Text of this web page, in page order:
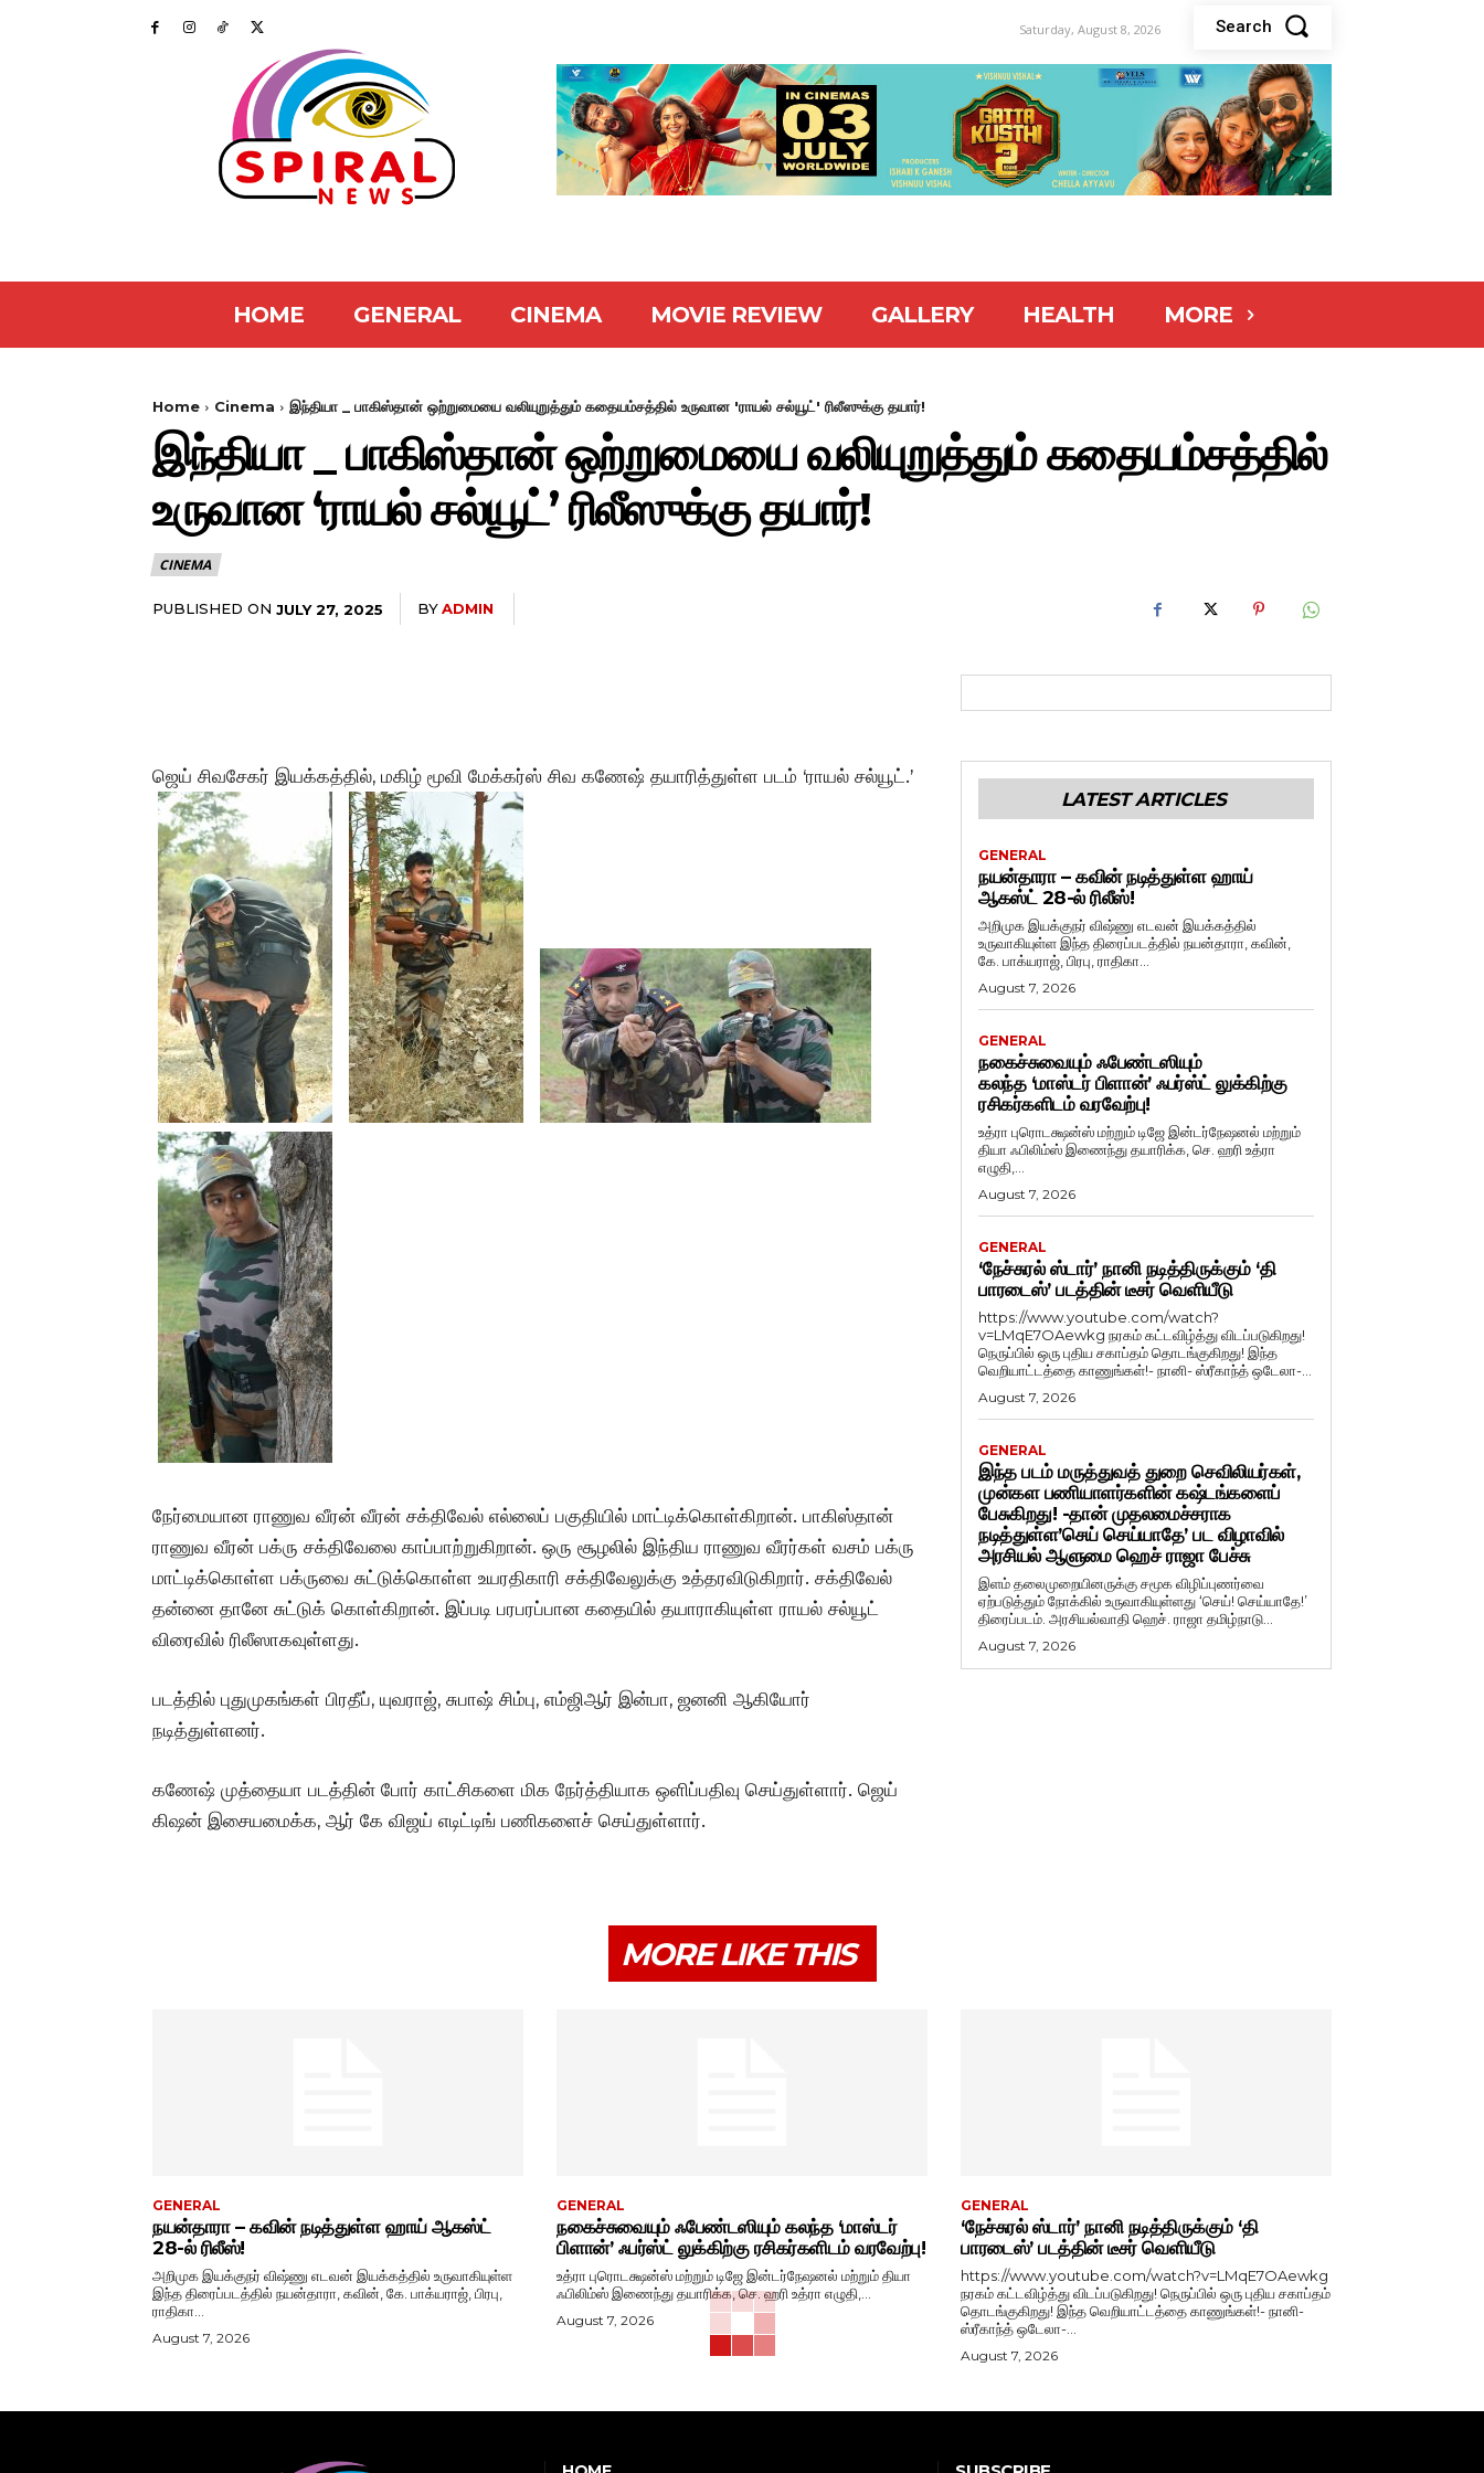
Saturday, August 8, 2026 Search
HOME GENERAL CINEMA MOVIE REVIEW GALLERY HEALTH MORE
Home Cinema இந்தியா _ பாகிஸ்தான் ஒற்றுமையை வலியுறுத்தும் கதையம்சத்தில் உருவான 'ராயல் சல்யூட்' ரிலீஸுக்கு தயார்!
இந்தியா _ பாகிஸ்தான் ஒற்றுமையை வலியுறுத்தும் கதையம்சத்தில்
உருவான ‘ராயல் சல்யூட்’ ரிலீஸுக்கு தயார்!
CINEMA
PUBLISHED ON JULY 27, 2025 BYADMIN
ஜெய் சிவசேகர் இயக்கத்தில், மகிழ் மூவி மேக்கர்ஸ் சிவ கணேஷ் தயாரித்துள்ள படம் ‘ராயல் சல்யூட்.’
நேர்மையான ராணுவ வீரன் வீரன் சக்திவேல் எல்லைப் பகுதியில் மாட்டிக்கொள்கிறான். பாகிஸ்தான்
ராணுவ வீரன் பக்ரு சக்திவேலை காப்பாற்றுகிறான். ஒரு சூழலில் இந்திய ராணுவ வீரர்கள் வசம் பக்ரு
மாட்டிக்கொள்ள பக்ருவை சுட்டுக்கொள்ள உயரதிகாரி சக்திவேலுக்கு உத்தரவிடுகிறார். சக்திவேல்
தன்னை தானே சுட்டுக் கொள்கிறான். இப்படி பரபரப்பான கதையில் தயாராகியுள்ள ராயல் சல்யூட்
விரைவில் ரிலீஸாகவுள்ளது.
படத்தில் புதுமுகங்கள் பிரதீப், யுவராஜ், சுபாஷ் சிம்பு, எம்ஜிஆர் இன்பா, ஜனனி ஆகியோர்
நடித்துள்ளனர்.
கணேஷ் முத்தையா படத்தின் போர் காட்சிகளை மிக நேர்த்தியாக ஒளிப்பதிவு செய்துள்ளார். ஜெய்
கிஷன் இசையமைக்க, ஆர் கே விஜய் எடிட்டிங் பணிகளைச் செய்துள்ளார்.
LATEST ARTICLES
GENERAL
நயன்தாரா – கவின் நடித்துள்ள ஹாய்
ஆகஸ்ட் 28-ல் ரிலீஸ்!
அறிமுக இயக்குநர் விஷ்ணு எடவன் இயக்கத்தில்
உருவாகியுள்ள இந்த திரைப்படத்தில் நயன்தாரா, கவின்,
கே. பாக்யராஜ், பிரபு, ராதிகா...
August 7, 2026
GENERAL
நகைச்சுவையும் ஃபேண்டஸியும்
கலந்த ‘மாஸ்டர் பிளான்’ ஃபர்ஸ்ட் லுக்கிற்கு
ரசிகர்களிடம் வரவேற்பு!
உத்ரா புரொடக்ஷன்ஸ் மற்றும் டிஜே இன்டர்நேஷனல் மற்றும்
தியா ஃபிலிம்ஸ் இணைந்து தயாரிக்க, செ. ஹரி உத்ரா
எழுதி,...
August 7, 2026
GENERAL
‘நேச்சுரல் ஸ்டார்’ நானி நடித்திருக்கும் ‘தி
பாரடைஸ்’ படத்தின் டீசர் வெளியீடு
https://www.youtube.com/watch?
v=LMqE7OAewkg நரகம் கட்டவிழ்த்து விடப்படுகிறது!
நெருப்பில் ஒரு புதிய சகாப்தம் தொடங்குகிறது! இந்த
வெறியாட்டத்தை காணுங்கள்!- நானி- ஸ்ரீகாந்த் ஒடேலா-...
August 7, 2026
GENERAL
இந்த படம் மருத்துவத் துறை செவிலியர்கள்,
முன்கள பணியாளர்களின் கஷ்டங்களைப்
பேசுகிறது! -தான் முதலமைச்சராக
நடித்துள்ள’செய் செய்யாதே’ பட விழாவில்
அரசியல் ஆளுமை ஹெச் ராஜா பேச்சு
இளம் தலைமுறையினருக்கு சமூக விழிப்புணர்வை
ஏற்படுத்தும் நோக்கில் உருவாகியுள்ளது ‘செய்! செய்யாதே!’
திரைப்படம். அரசியல்வாதி ஹெச். ராஜா தமிழ்நாடு...
August 7, 2026
MORE LIKE THIS
GENERAL
நயன்தாரா – கவின் நடித்துள்ள ஹாய் ஆகஸ்ட்
28-ல் ரிலீஸ்!
அறிமுக இயக்குநர் விஷ்ணு எடவன் இயக்கத்தில் உருவாகியுள்ள
இந்த திரைப்படத்தில் நயன்தாரா, கவின், கே. பாக்யராஜ், பிரபு,
ராதிகா...
August 7, 2026
GENERAL
நகைச்சுவையும் ஃபேண்டஸியும் கலந்த ‘மாஸ்டர்
பிளான்’ ஃபர்ஸ்ட் லுக்கிற்கு ரசிகர்களிடம் வரவேற்பு!
உத்ரா புரொடக்ஷன்ஸ் மற்றும் டிஜே இன்டர்நேஷனல் மற்றும் தியா
ஃபிலிம்ஸ் இணைந்து தயாரிக்க, செ. ஹரி உத்ரா எழுதி,...
August 7, 2026
GENERAL
‘நேச்சுரல் ஸ்டார்’ நானி நடித்திருக்கும் ‘தி
பாரடைஸ்’ படத்தின் டீசர் வெளியீடு
https://www.youtube.com/watch?v=LMqE7OAewkg
நரகம் கட்டவிழ்த்து விடப்படுகிறது! நெருப்பில் ஒரு புதிய சகாப்தம்
தொடங்குகிறது! இந்த வெறியாட்டத்தை காணுங்கள்!- நானி-
ஸ்ரீகாந்த் ஒடேலா-...
August 7, 2026